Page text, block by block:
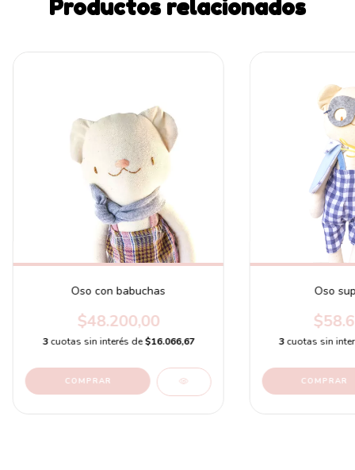
Productos relacionados
Oso con babuchas
$48.200,00
3 cuotas sin interés de$16.066,67
Oso
3cuotas sin